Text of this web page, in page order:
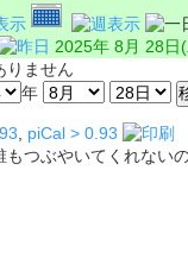
2025年 8月 28日
りません
年
, piCal > 0.93
もつぶやいてくれな